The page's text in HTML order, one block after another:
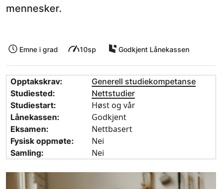
mennesker.
Emne i grad 10sp Godkjent Lånekassen
Opptakskrav:
Generell studiekompetanse
Studiested:
Nettstudier
Studiestart:
Høst og vår
Lånekassen: Godkjent
Eksamen: Nettbasert
Fysisk oppmøte: Nei
Samling: Nei